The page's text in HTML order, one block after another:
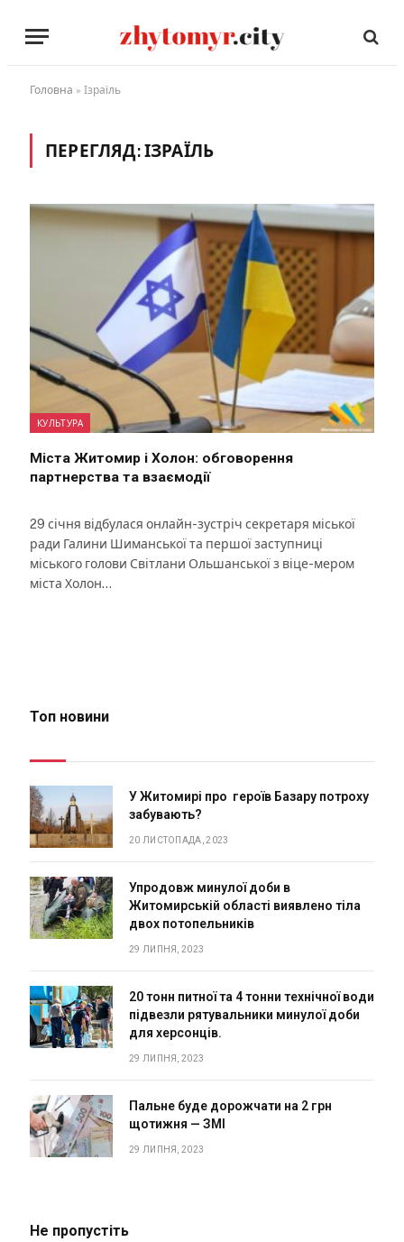
Головна » Ізраїль
ПЕРЕГЛЯД:ІЗРАЇЛЬ
КУЛЬТУРА
Міста Житомир і Холон: обговорення
партнерства та взаємодії
29 січня відбулася онлайн-зустріч секретаря міської
ради Галини Шиманської та першої заступниці
міського голови Світлани Ольшанської з віце-мером
міста Холон…
Топ новини
У Житомирі про героїв Базару потроху
забувають?
20 ЛИСТОПАДА, 2023
Упродовж минулої доби в
Житомирській області виявлено тіла
двох потопельників
29 ЛИПНЯ, 2023
20 тонн питної та 4 тонни технічної води
підвезли рятувальники минулої доби
для херсонців.
29 ЛИПНЯ, 2023
Пальне буде дорожчати на 2 грн
щотижня — ЗМІ
29 ЛИПНЯ, 2023
Не пропустіть